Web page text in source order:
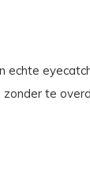
echte
te